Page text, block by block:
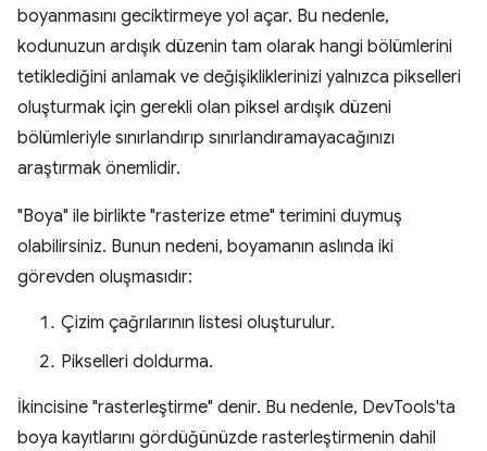
boyanmasını geciktirmeye yol açar. Bu nedenle,
kodunuzun ardışık düzenin tam olarak hangi bölümlerini
tetiklediğini anlamak ve değişikliklerinizi yalnızca pikselleri
oluşturmak için gerekli olan piksel ardışık düzeni
bölümleriyle sınırlandırıp sınırlandıramayacağınızı
araştırmak önemlidir.
"Boya" ile birlikte "rasterize etme" terimini duymuş
olabilirsiniz. Bunun nedeni, boyamanın aslında iki
görevden oluşmasıdır:
Çizim çağrılarının listesi oluşturulur.
Pikselleri doldurma.
İkincisine "rasterleştirme" denir. Bu nedenle, DevTools'ta
boya kayıtlarını gördüğünüzde rasterleştirmenin dahil